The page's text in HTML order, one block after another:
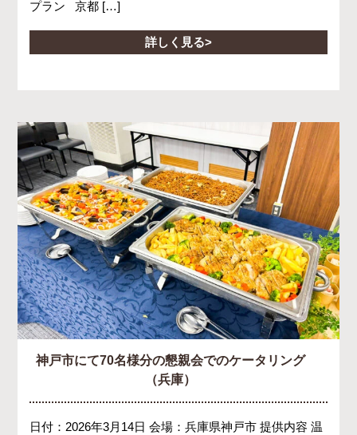
プラン 京都 […]
詳しく見る
神戸市にて70名様分の懇親会でのケータリング
（兵庫）
日付：2026年3月14日 会場：兵庫県神戸市 提供内容 温